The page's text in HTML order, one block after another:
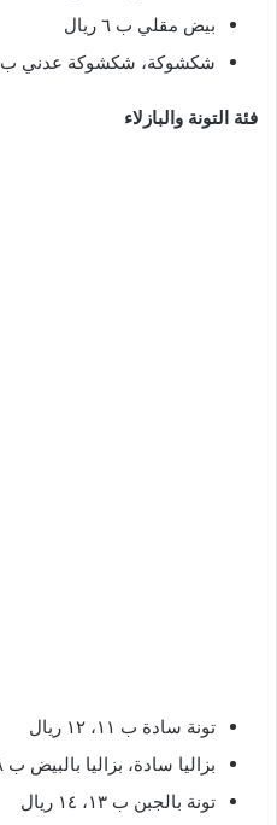
بيض مقلي ب ٦ ريال
شكشوكة، شكشوكة عدني ب ٨، ٩ ريال
فئة التونة والبازلاء
تونة سادة ب ١١، ١٢ ريال
بزاليا سادة، بزاليا بالبيض ب ٨، ٩ ريال
تونة بالجبن ب ١٣، ١٤ ريال